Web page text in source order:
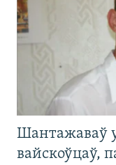
Шантажаваў
вайскоўцаў,